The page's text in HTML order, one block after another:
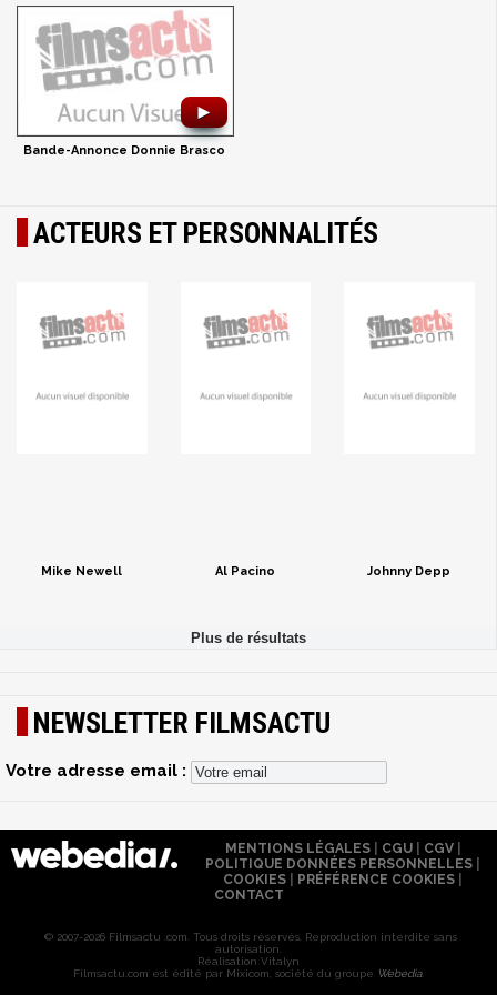
►
Bande-Annonce Donnie Brasco
ACTEURS ET PERSONNALITÉS
Mike Newell Al Pacino Johnny Depp
NEWSLETTER FILMSACTU
Votre adresse email :
MENTIONS LÉGALES| CGU| CGV|
POLITIQUE DONNÉES PERSONNELLES
COOKIES
PRÉFÉRENCE COOKIES
CONTACT
© 2007-2026 Filmsactu .com. Tous droits réservés. Reproduction interdite sans
autorisation.
Réalisation Vitalyn
Filmsactu .com est édité par Mixicom, société du groupe Webedia.